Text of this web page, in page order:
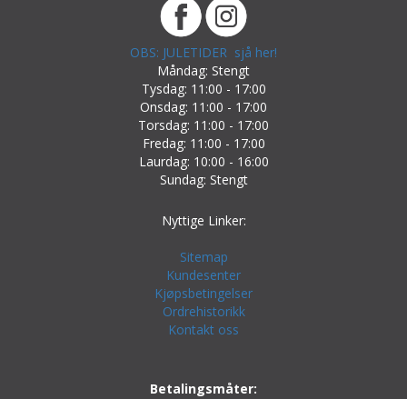
OBS: JULETIDER sjå her!
Måndag: Stengt
Tysdag: 11:00 - 17:00
Onsdag: 11:00 - 17:00
Torsdag: 11:00 - 17:00
Fredag: 11:00 - 17:00
Laurdag: 10:00 - 16:00
Sundag: Stengt
Nyttige Linker:
Sitemap
Kundesenter
Kjøpsbetingelser
Ordrehistorikk
Kontakt oss
Betalingsmåter: